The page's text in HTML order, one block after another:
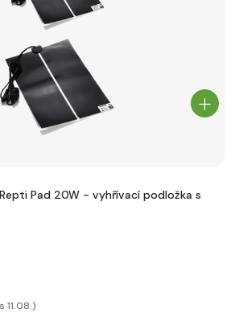
Pad 20W - vyhřívací podložka s
11.08.)